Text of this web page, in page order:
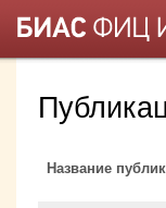
Название